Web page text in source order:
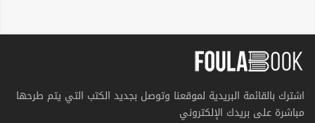
اشترك بالقائمة البريدية لموقعنا وتوصل بجديد الكتب التي يتم طرحها
مباشرة على بريدك الإلكتروني